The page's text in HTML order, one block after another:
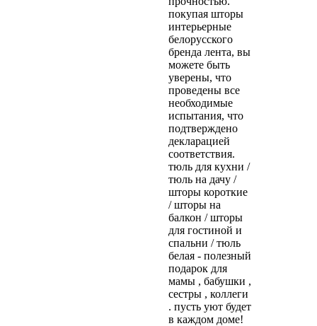
покупая шторы
интерьерные
белорусского
бренда лента, вы
можете быть
уверены, что
проведены все
необходимые
испытания, что
подтверждено
декларацией
соответствия.
тюль для кухни /
тюль на дачу /
шторы короткие
/ шторы на
балкон / шторы
для гостиной и
спальни / тюль
белая - полезный
подарок для
мамы , бабушки ,
сестры , коллеги
. пусть уют будет
в каждом доме!